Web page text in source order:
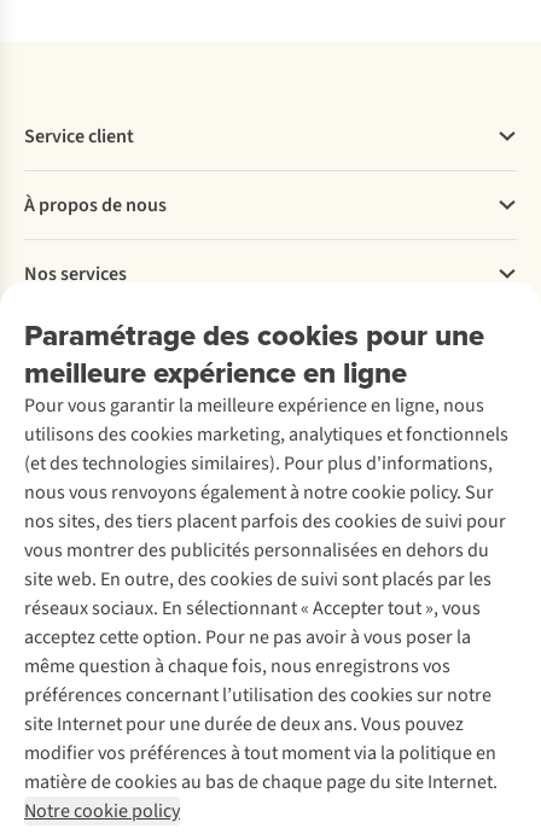
Paramétrage des cookies pour une
meilleure expérience en ligne
Pour vous garantir la meilleure expérience en ligne, nous
utilisons des cookies marketing, analytiques et fonctionnels
(et des technologies similaires). Pour plus d'informations,
nous vous renvoyons également à notre cookie policy. Sur
nos sites, des tiers placent parfois des cookies de suivi pour
vous montrer des publicités personnalisées en dehors du
site web. En outre, des cookies de suivi sont placés par les
réseaux sociaux. En sélectionnant « Accepter tout », vous
acceptez cette option. Pour ne pas avoir à vous poser la
même question à chaque fois, nous enregistrons vos
préférences concernant l’utilisation des cookies sur notre
site Internet pour une durée de deux ans. Vous pouvez
modifier vos préférences à tout moment via la politique en
matière de cookies au bas de chaque page du site Internet.
Notre cookie policy
Service client
Commander
Payer
Livraison
Rétractation d'une commande
Entretien & réparations
Garantie
Contactez-nous
À propos de nous
Explore More
À propos d’Ayacucho
Nos magasins
À propos d’A.S.Adventure
Déclaration d'accessibilité
Nos services
Location / Location sports d’hiver
Entretien de ski
Service de lavage
Entretien de chaussures
Réparation de chaussures
Réparation de vêtements
Retouches
Pour les entreprises
Découvrez
A.S.Magazine
Explore Camp
Gear Check
Expertise & conseils
Abonnez-vous à la newsletter
Suivez-nous
Mentions légales
Politique de confidentialité
Conditions générales
Cookie Policy
AS Adventure Luxemburg SA,